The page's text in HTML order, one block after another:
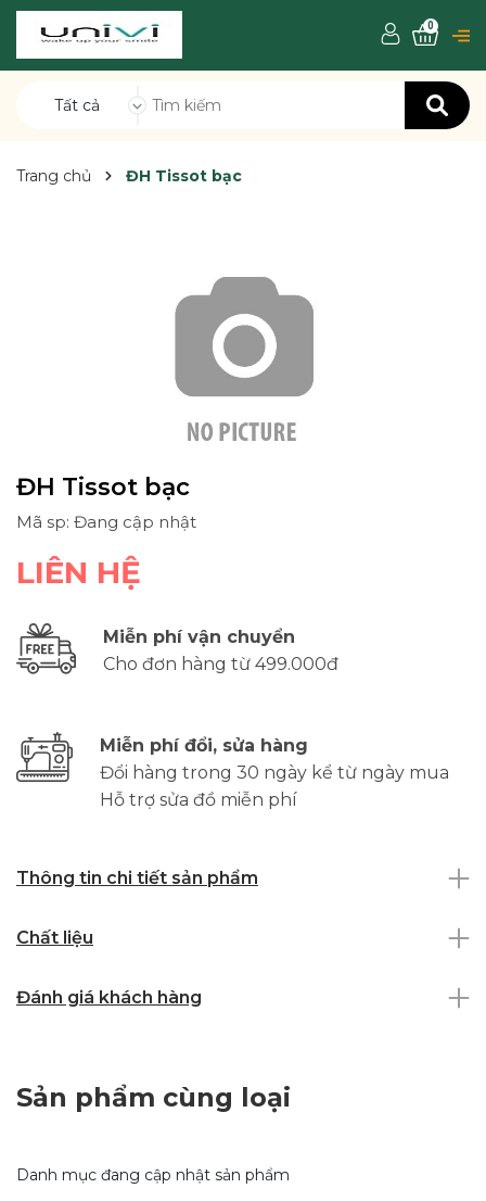
Tất cả
0
Trang chủ ĐH Tissot bạc
ĐH Tissot bạc
Mã sp: Đang cập nhật
LIÊN HỆ
Miễn phí vận chuyển
Cho đơn hàng từ 499.000đ
Miễn phí đổi, sửa hàng
Đổi hàng trong 30 ngày kể từ ngày mua
Hỗ trợ sửa đồ miễn phí
Thông tin chi tiết sản phẩm
Chất liệu
Đánh giá khách hàng
Sản phẩm cùng loại
Danh mục đang cập nhật sản phẩm